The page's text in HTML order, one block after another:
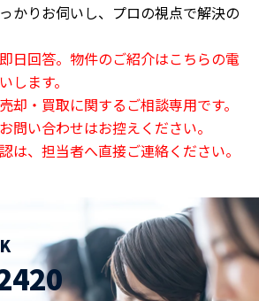
かりお伺いし、プロの視点で解決の
日回答。物件のご紹介はこちらの電
します。
・買取に関するご相談専用です。
問い合わせはお控えください。
は、担当者へ直接ご連絡ください。